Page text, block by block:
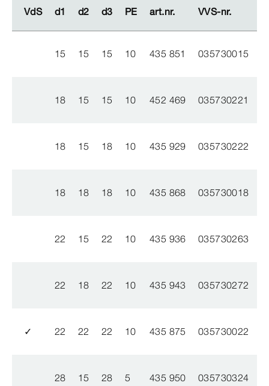
VdS d1 d2 d3 PE art.nr. VVS-​nr.
VdS d1 d2 d3 PE art.nr. VVS-​nr.
15 15 15 10 435 851 035730015
18 15 15 10 452 469 035730221
18 15 18 10 435 929 035730222
18 18 18 10 435 868 035730018
22 15 22 10 435 936 035730263
22 18 22 10 435 943 035730272
✓ 22 22 22 10 435 875 035730022
28 15 28 5 435 950 035730324